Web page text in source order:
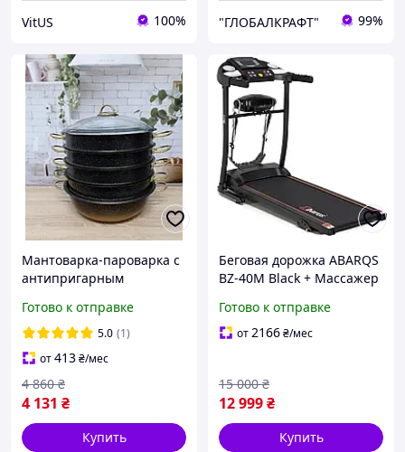
VitUS 100% "ГЛОБАЛКРАФТ" 99%
Мантоварка-пароварка с
антипригарным
Collection 6091 C-30 см 6,4
л Black-Gold
Готово к отправке
5.0 (1)
от413₴/мес
4 131 ₴
4 860 ₴
Купить
Беговая дорожка ABARQS
BZ-40M Black + Массажер
Готово к отправке
от2166₴/мес
12 999₴
15 000 ₴
Купить